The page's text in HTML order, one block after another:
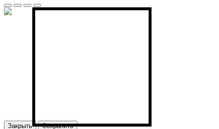
Закрыть Сохранить